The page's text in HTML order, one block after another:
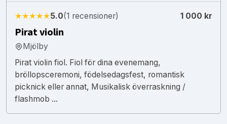
★★★★★5.0(1 recensioner) 1 000 kr
Pirat violin
Mjölby
Pirat violin fiol. Fiol för dina evenemang,
bröllopsceremoni, födelsedagsfest, romantisk
picknick eller annat, Musikalisk överraskning /
flashmob ...